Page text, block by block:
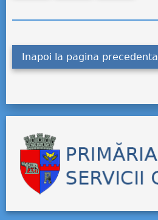
Inapoi la pagina precedenta